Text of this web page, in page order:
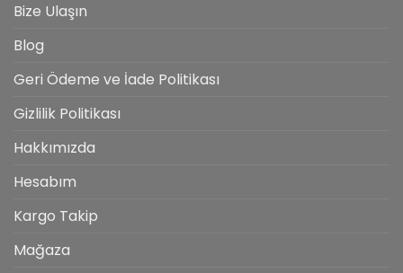
Bize Ulaşın
Blog
Geri Ödeme ve İade Politikası
Gizlilik Politikası
Hakkımızda
Hesabım
Kargo Takip
Mağaza